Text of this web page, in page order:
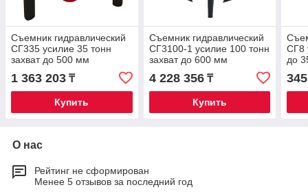
Съемник гидравлический
СГ335 усилие 35 тонн
захват до 500 мм
1 363 203 ₸
Купить
Съемник гидравлический
СГ3100-1 усилие 100 тонн
захват до 600 мм
4 228 356₸
Купить
СГ8
до
О нас
Рейтинг не сформирован
Менее 5 отзывов за последний год